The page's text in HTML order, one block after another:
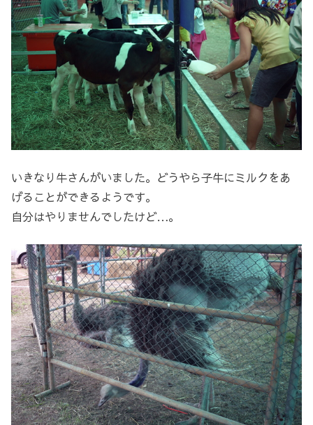
いきなり牛さんがいました。どうやら子牛にミルクをあ
げることができるようです。
自分はやりませんでしたけど…。